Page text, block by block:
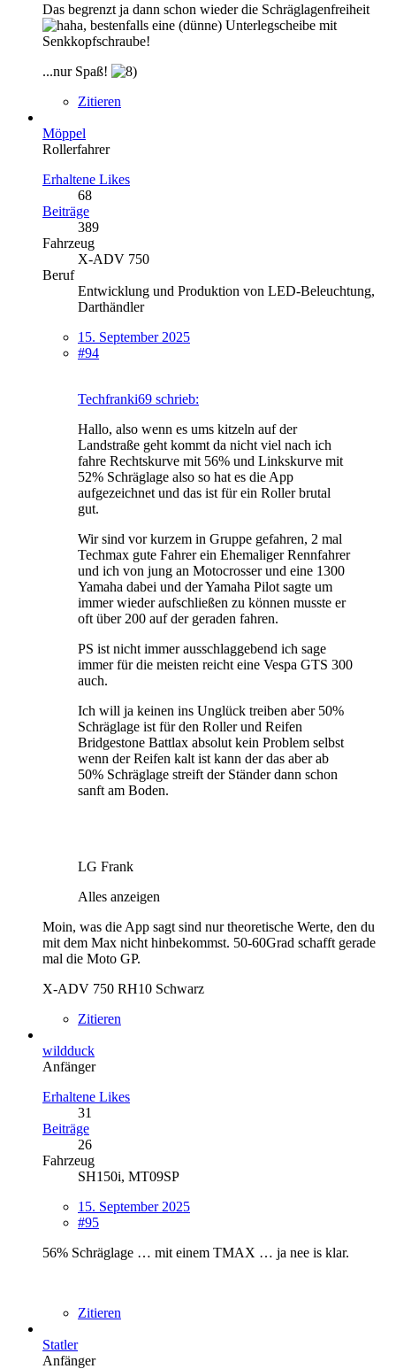
Das begrenzt ja dann schon wieder die Schräglagenfreiheit
, bestenfalls eine (dünne) Unterlegscheibe mit
Senkkopfschraube!
...nur Spaß!
Zitieren
Möppel
Rollerfahrer
Erhaltene Likes
68
Beiträge
389
Fahrzeug
X-ADV 750
Beruf
Entwicklung und Produktion von LED-Beleuchtung,
Darthändler
15. September 2025
#94
Techfranki69 schrieb:
Hallo, also wenn es ums kitzeln auf der
Landstraße geht kommt da nicht viel nach ich
fahre Rechtskurve mit 56% und Linkskurve mit
52% Schräglage also so hat es die App
aufgezeichnet und das ist für ein Roller brutal
gut.
Wir sind vor kurzem in Gruppe gefahren, 2 mal
Techmax gute Fahrer ein Ehemaliger Rennfahrer
und ich von jung an Motocrosser und eine 1300
Yamaha dabei und der Yamaha Pilot sagte um
immer wieder aufschließen zu können musste er
oft über 200 auf der geraden fahren.
PS ist nicht immer ausschlaggebend ich sage
immer für die meisten reicht eine Vespa GTS 300
auch.
Ich will ja keinen ins Unglück treiben aber 50%
Schräglage ist für den Roller und Reifen
Bridgestone Battlax absolut kein Problem selbst
wenn der Reifen kalt ist kann der das aber ab
50% Schräglage streift der Ständer dann schon
sanft am Boden.
LG Frank
Alles anzeigen
Moin, was die App sagt sind nur theoretische Werte, den du
mit dem Max nicht hinbekommst. 50-60Grad schafft gerade
mal die Moto GP.
X-ADV 750 RH10 Schwarz
Zitieren
wildduck
Anfänger
Erhaltene Likes
31
Beiträge
26
Fahrzeug
SH150i, MT09SP
15. September 2025
#95
56% Schräglage … mit einem TMAX … ja nee is klar.
Zitieren
Statler
Anfänger